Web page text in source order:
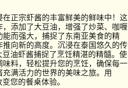
正宗虾酱的丰富鲜美的鲜味中！这
添加了大豆油，增强了炒菜、咖喱
而强大，捕捉了东南亚美食的精
向新的高度。沉浸在泰国悠久的传
油虾酱捕捉了烹饪精湛的精髓。使
料，轻松提升您的烹饪，确保每一
满活力的世界的美味之旅。用
您的餐桌体验。